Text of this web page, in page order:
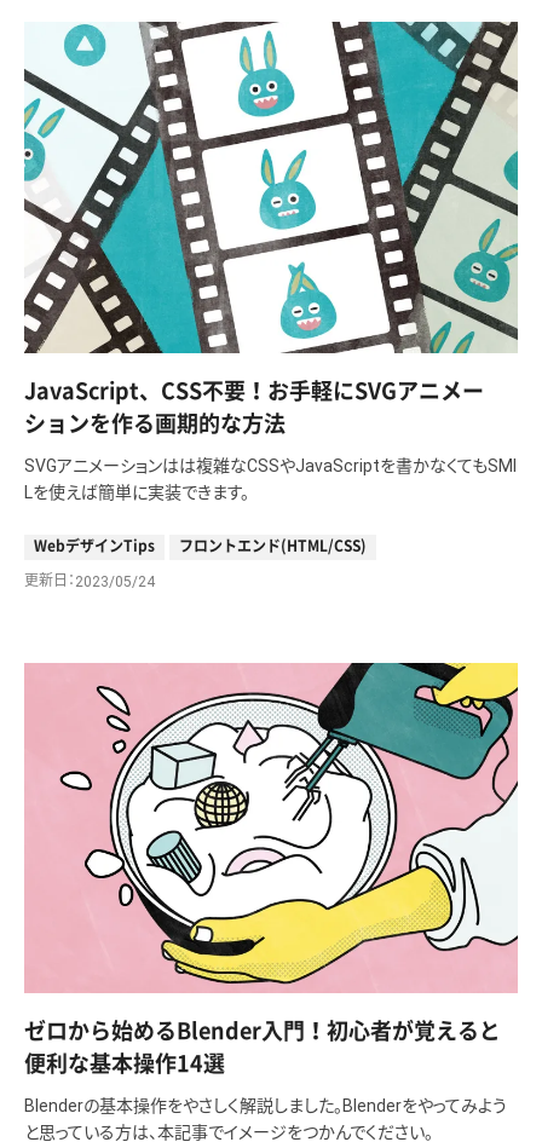
JavaScript、CSS不要！お手軽にSVGアニメー
ションを作る画期的な方法
SVGアニメーションはは複雑なCSSやJavaScriptを書かなくてもSMI
Lを使えば簡単に実装できます。
WebデザインTips フロントエンド(HTML/CSS)
更新日 2023/05/24
ゼロから始めるBlender入門！初心者が覚えると
便利な基本操作14選
Blenderの基本操作をやさしく解説しました。Blenderをやってみよう
と思っている方は、本記事でイメージをつかんでください。